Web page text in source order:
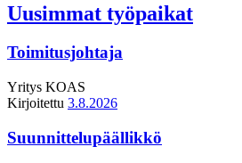
Uusimmat työpaikat
Toimitusjohtaja
Yritys KOAS
Kirjoitettu 3.8.2026
Suunnittelupäällikkö